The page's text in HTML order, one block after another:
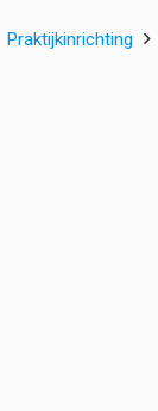
Praktijkinrichting